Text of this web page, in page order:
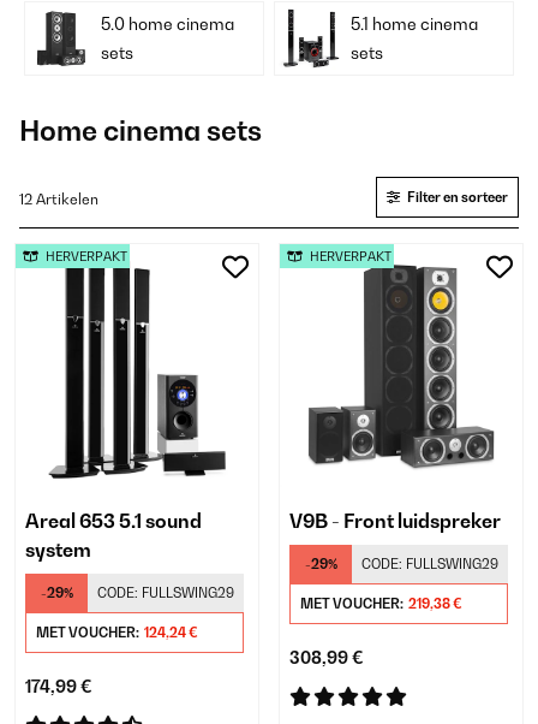
5.0 home cinema
sets
5.1 home cinema
sets
Home cinema sets
12 Artikelen Filter en sorteer
Areal 653 5.1 sound
system
-29% CODE: FULLSWING29
MET VOUCHER: 124,24 €
174,99 €
HERVERPAKT
V9B - Front luidspreker
-29% CODE: FULLSWING29
MET VOUCHER: 219,38 €
308,99 €
HERVERPAKT